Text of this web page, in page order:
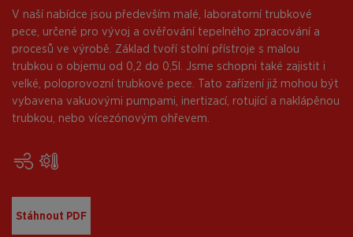
V naší nabídce jsou především malé, laboratorní trubkové
pece, určené pro vývoj a ověřování tepelného zpracování a
procesů ve výrobě. Základ tvoří stolní přístroje s malou
trubkou o objemu od 0,2 do 0,5l. Jsme schopni také zajistit i
velké, poloprovozní trubkové pece. Tato zařízení již mohou být
vybavena vakuovými pumpami, inertizací, rotující a naklápěnou
trubkou, nebo vícezónovým ohřevem.
Stáhnout PDF